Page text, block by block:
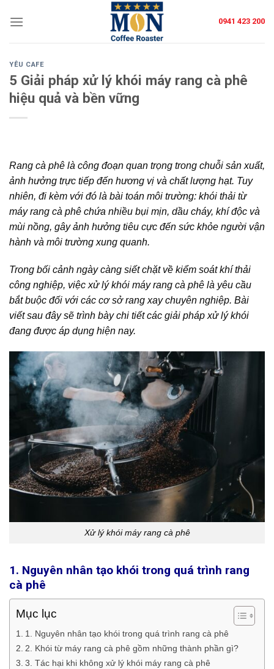
0941 423 200
YÊU CAFE
5 Giải pháp xử lý khói máy rang cà phê
hiệu quả và bền vững
Rang cà phê là công đoạn quan trọng trong chuỗi sản xuất,
ảnh hưởng trực tiếp đến hương vị và chất lượng hạt. Tuy
nhiên, đi kèm với đó là bài toán môi trường: khói thải từ
máy rang cà phê chứa nhiều bụi mịn, dầu cháy, khí độc và
mùi nồng, gây ảnh hưởng tiêu cực đến sức khỏe người vận
hành và môi trường xung quanh.
Trong bối cảnh ngày càng siết chặt về kiểm soát khí thải
công nghiệp, việc xử lý khói máy rang cà phê là yêu cầu
bắt buộc đối với các cơ sở rang xay chuyên nghiệp. Bài
viết sau đây sẽ trình bày chi tiết các giải pháp xử lý khói
đang được áp dụng hiện nay.
Xử lý khói máy rang cà phê
1. Nguyên nhân tạo khói trong quá trình rang
cà phê
Mục lục
1. Nguyên nhân tạo khói trong quá trình rang cà phê
2. Khói từ máy rang cà phê gồm những thành phần gì?
3. Tác hại khi không xử lý khói máy rang cà phê